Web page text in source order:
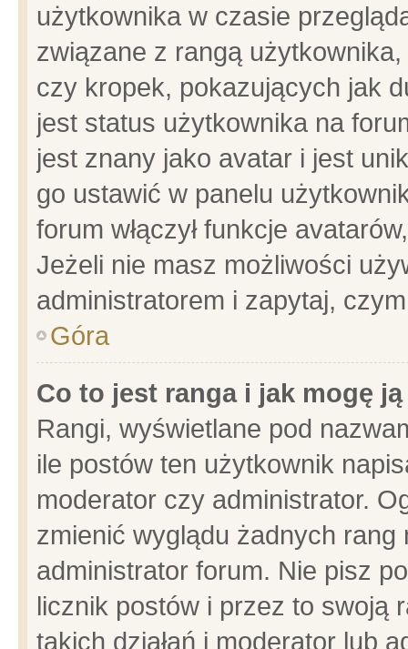
użytkownika w czasie
związane z rangą
czy kropek, pokazujących jak
jest status użytkownika na
jest znany jako avatar i jest
go ustawić w panelu
forum włączył funkcje
Jeżeli nie masz możliwości
administratorem i zapytaj,
Góra
Co to jest ranga i jak mogę
Rangi, wyświetlane pod
ile postów ten użytkownik
moderator czy administrator.
zmienić wyglądu żadnych
administrator forum. Nie pisz
licznik postów i przez to swoją
takich działań i moderator lub